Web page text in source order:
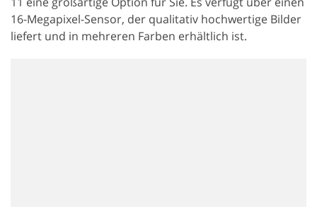
16-Megapixel-Sensor, der qualitativ hochwertige Bilder
liefert und in mehreren Farben erhältlich ist.